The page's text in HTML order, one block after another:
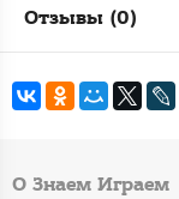
Отзывы (0)
О Знаем Играем